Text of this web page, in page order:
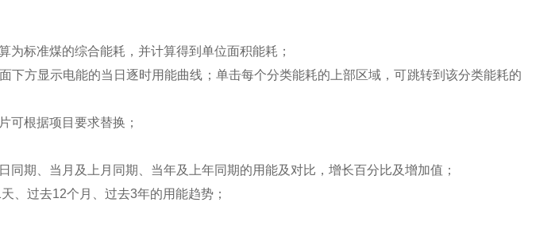
为标准煤的综合能耗，并计算得到单位面积能耗；
下方显示电能的当日逐时用能曲线；单击每个分类能耗的上部区域，可跳转到该分类能耗的
可根据项目要求替换；
同期、当月及上月同期、当年及上年同期的用能及对比，增长百分比及增加值；
、过去12个月、过去3年的用能趋势；